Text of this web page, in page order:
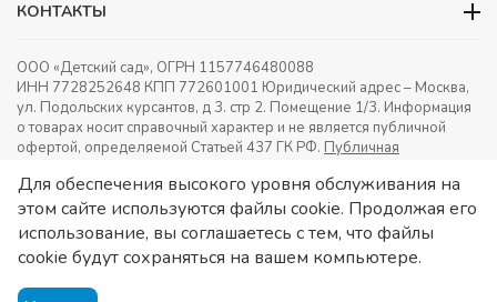
КОНТАКТЫ
ООО «Детский сад», ОГРН 1157746480088
ИНН 7728252648 КПП 772601001 Юридический адрес – Москва,
ул. Подольских курсантов, д 3. стр 2. Помещение 1/3. Информация
о товарах носит справочный характер и не является публичной
офертой, определяемой Статьей 437 ГК РФ. Публичная
Для обеспечения высокого уровня обслуживания на
этом сайте используются файлы cookie. Продолжая его
использование, вы соглашаетесь с тем, что файлы
cookie будут сохраняться на вашем компьютере.